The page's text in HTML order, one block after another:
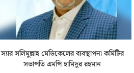
স্যার সলিমুল্লাহ মেডিকেলের ব্যবস্থাপনা কমিটির
সভাপতি এমপি হামিদুর রহমান